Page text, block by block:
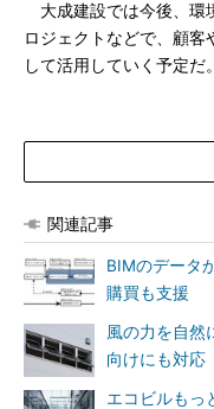
大成建設では今後、環
ロジェクトなどで、顧客
して活用していく予定だ。
関連記事
BIMのデータ
購買も支援
風の力を自然
向けにも対応
エコビルもっ